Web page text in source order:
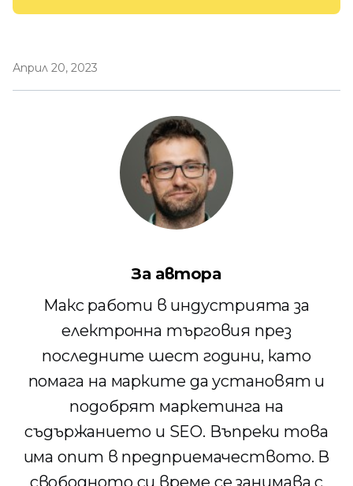
Април 20, 2023
За автора
Макс работи в индустрията за
електронна търговия през
последните шест години, като
помага на марките да установят и
подобрят маркетинга на
съдържанието и SEO. Въпреки това
има опит в предприемачеството. В
свободното си време се занимава с